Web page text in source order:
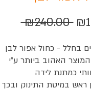
₪240.00
בחלל - כחול אפור לבן .
כמתנת לידה.